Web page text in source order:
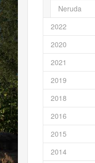
Neruda
2022
2020
2021
2019
2018
2016
2015
2014